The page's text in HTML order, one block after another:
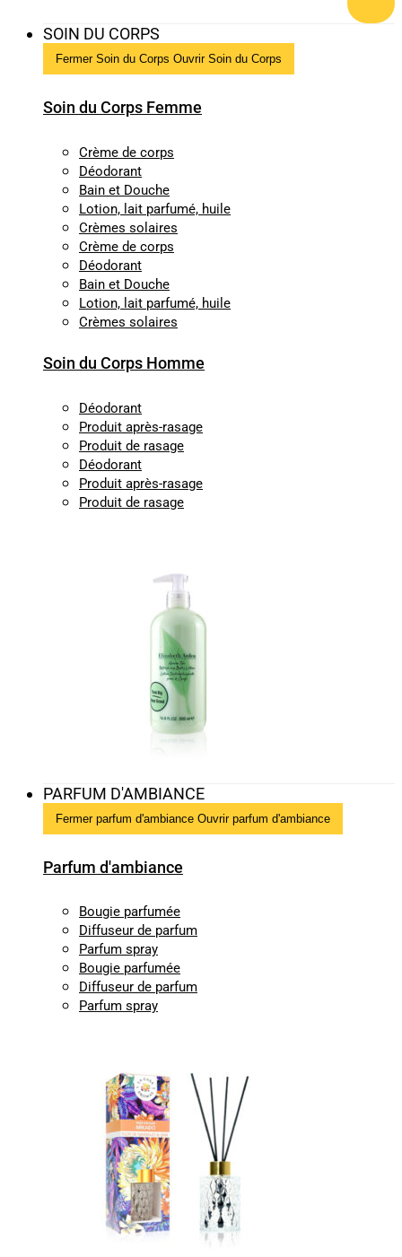
SOIN DU CORPS
Fermer Soin du Corps Ouvrir Soin du Corps
Soin du Corps Femme
Crème de corps
Déodorant
Bain et Douche
Lotion, lait parfumé, huile
Crèmes solaires
Crème de corps
Déodorant
Bain et Douche
Lotion, lait parfumé, huile
Crèmes solaires
Soin du Corps Homme
Déodorant
Produit après-rasage
Produit de rasage
Déodorant
Produit après-rasage
Produit de rasage
PARFUM D'AMBIANCE
Fermer parfum d'ambiance Ouvrir parfum d'ambiance
Parfum d'ambiance
Bougie parfumée
Diffuseur de parfum
Parfum spray
Bougie parfumée
Diffuseur de parfum
Parfum spray